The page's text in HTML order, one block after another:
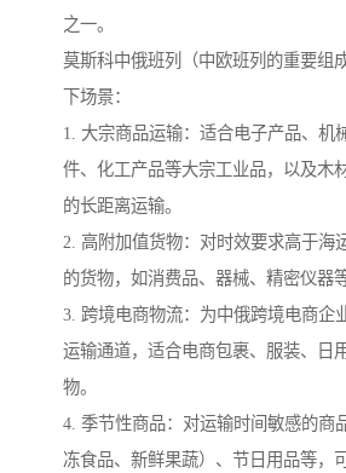
之一。
莫斯科中俄班列（中欧班列的重要组
下场景：
1. 大宗商品运输：适合电子产品、机
件、化工产品等大宗工业品，以及木
的长距离运输。
2. 高附加值货物：对时效要求高于海
的货物，如消费品、器械、精密仪器等
3. 跨境电商物流：为中俄跨境电商企
运输通道，适合电商包裹、服装、日
物。
4. 季节性商品：对运输时间敏感的商
冻食品、新鲜果蔬）、节日用品等，